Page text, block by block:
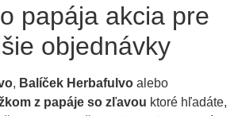
papája akcia pre
objednávky
, Balíček Herbafulvo alebo
z papáje so zľavou ktoré hľadáte,